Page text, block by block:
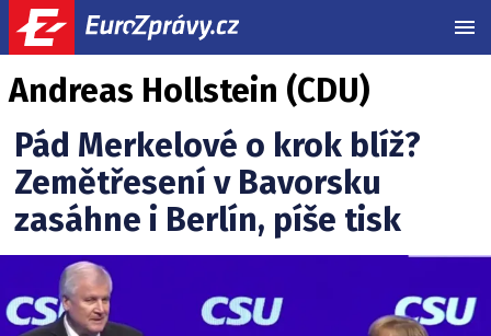
Andreas Hollstein (CDU)
Pád Merkelové o krok blíž?
Zemětřesení v Bavorsku
zasáhne i Berlín, píše tisk